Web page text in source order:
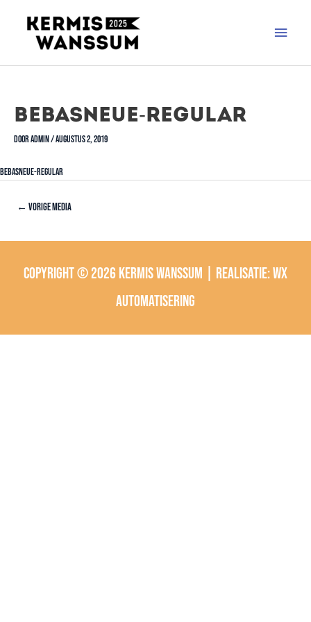
BebasNeue-Regular
Dooradmin /augustus 2, 2019
BebasNeue-Regular
← Vorige Media
Copyright © 2026 Kermis Wanssum | Realisatie:wx
automatisering